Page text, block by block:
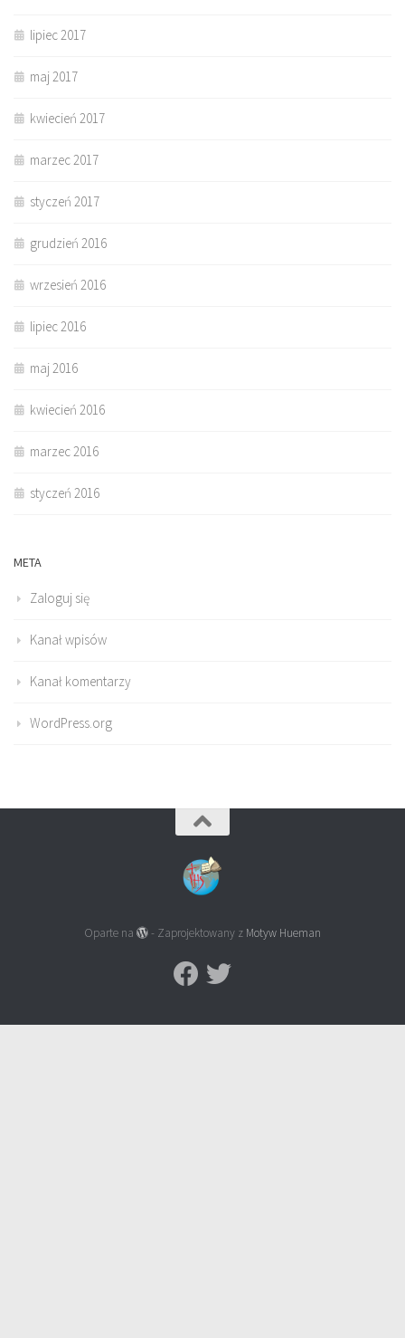
lipiec 2017
maj 2017
kwiecień 2017
marzec 2017
styczeń 2017
grudzień 2016
wrzesień 2016
lipiec 2016
maj 2016
kwiecień 2016
marzec 2016
styczeń 2016
META
Zaloguj się
Kanał wpisów
Kanał komentarzy
WordPress.org
Oparte na - Zaprojektowany z Motyw Hueman